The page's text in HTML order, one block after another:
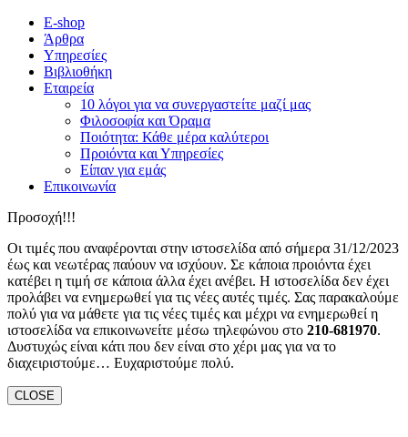
E-shop
Άρθρα
Υπηρεσίες
Βιβλιοθήκη
Εταιρεία
10 λόγοι για να συνεργαστείτε μαζί μας
Φιλοσοφία και Όραμα
Ποιότητα: Κάθε μέρα καλύτεροι
Προιόντα και Υπηρεσίες
Είπαν για εμάς
Επικοινωνία
Προσοχή!!!
Οι τιμές που αναφέρονται στην ιστοσελίδα από σήμερα 31/12/2023
έως και νεωτέρας παύουν να ισχύουν. Σε κάποια προιόντα έχει
κατέβει η τιμή σε κάποια άλλα έχει ανέβει. Η ιστοσελίδα δεν έχει
προλάβει να ενημερωθεί για τις νέες αυτές τιμές. Σας παρακαλούμε
πολύ για να μάθετε για τις νέες τιμές και μέχρι να ενημερωθεί η
ιστοσελίδα να επικοινωνείτε μέσω τηλεφώνου στο 210-681970.
Δυστυχώς είναι κάτι που δεν είναι στο χέρι μας για να το
διαχειριστούμε… Ευχαριστούμε πολύ.
CLOSE